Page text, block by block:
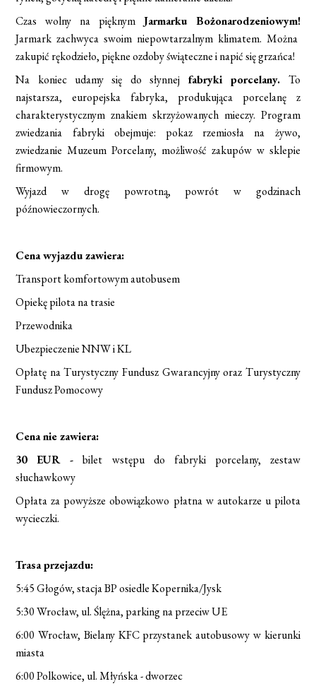
Czas wolny na pięknym Jarmarku Bożonarodzeniowym!
Jarmark zachwyca swoim niepowtarzalnym klimatem. Można
zakupić rękodzieło, piękne ozdoby świąteczne i napić się grzańca!
Na koniec udamy się do słynnejfabryki porcelany. To
najstarsza, europejska fabryka, produkująca porcelanę z
charakterystycznym znakiem skrzyżowanych mieczy. Program
zwiedzania fabryki obejmuje: pokaz rzemiosła na żywo,
zwiedzanie Muzeum Porcelany, możliwość zakupów w sklepie
firmowym.
Wyjazd w drogę powrotną, powrót w godzinach
późnowieczornych.
Cena wyjazdu zawiera:
Transport komfortowym autobusem
Opiekę pilota na trasie
Przewodnika
Ubezpieczenie NNW i KL
Opłatę na Turystyczny Fundusz Gwarancyjny oraz Turystyczny
Fundusz Pomocowy
Cena nie zawiera:
30 EUR - bilet wstępu do fabryki porcelany, zestaw
słuchawkowy
Opłata za powyższe obowiązkowo płatna w autokarze u pilota
wycieczki.
Trasa przejazdu:
5:45 Głogów, stacja BP osiedle Kopernika/Jysk
5:30 Wrocław, ul. Ślężna, parking na przeciw UE
6:00 Wrocław, Bielany KFC przystanek autobusowy w kierunki
miasta
6:00 Polkowice, ul. Młyńska - dworzec